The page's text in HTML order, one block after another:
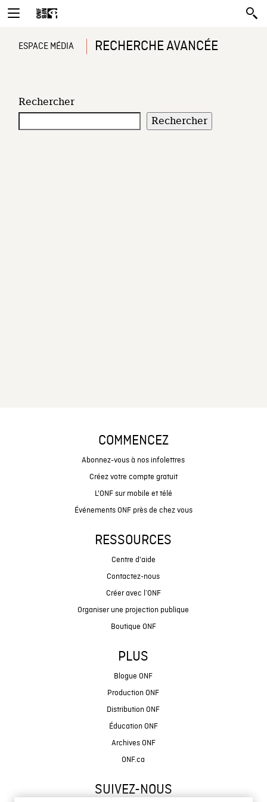
ESPACE MÉDIA RECHERCHE AVANCÉE
Rechercher
Rechercher
COMMENCEZ
Abonnez-vous à nos infolettres
Créez votre compte gratuit
L'ONF sur mobile et télé
Événements ONF près de chez vous
RESSOURCES
Centre d'aide
Contactez-nous
Créer avec l’ONF
Organiser une projection publique
Boutique ONF
PLUS
Blogue ONF
Production ONF
Distribution ONF
Éducation ONF
Archives ONF
ONF.ca
SUIVEZ-NOUS